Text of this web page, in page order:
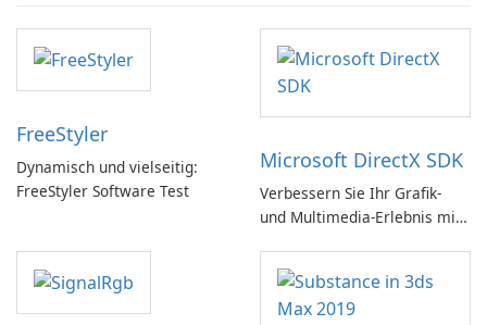
FreeStyler
Dynamisch und vielseitig:
FreeStyler Software Test
Microsoft DirectX SDK
Verbessern Sie Ihr Grafik-
und Multimedia-Erlebnis mit